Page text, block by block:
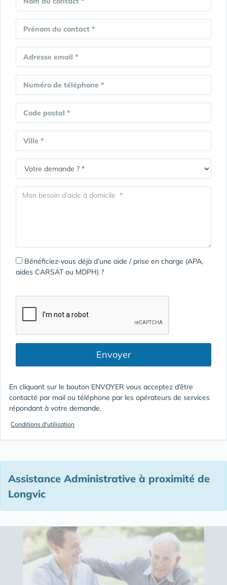
Prénom du contact *
Adresse email *
Numéro de téléphone *
Code postal *
Ville *
Bénéficiez-vous déjà d’une aide / prise en charge (APA,
aides CARSAT ou MDPH) ?
Envoyer
En cliquant sur le bouton ENVOYER vous acceptez d’être
contacté par mail ou téléphone par les opérateurs de services
répondant à votre demande.
Conditions d'utilisation
Assistance Administrative à proximité de
Longvic